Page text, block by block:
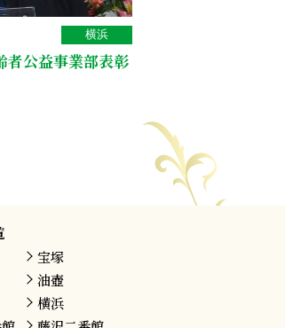
者公益事業部表彰
横浜
宝塚
油壺
横浜